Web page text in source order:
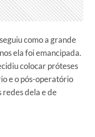
como a grande
ela foi emancipada.
colocar próteses
e o pós-operatório
dela e de